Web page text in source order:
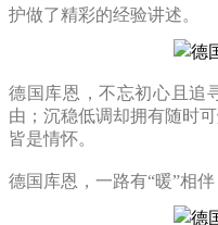
护做了精彩的经验讲述。
德国库恩，不忘初心且追
由；沉稳低调却拥有随时
皆是情怀。
德国库恩，一路有“暖”相伴